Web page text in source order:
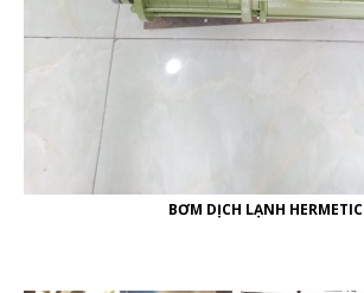
BƠM DỊCH LẠNH HERMETIC